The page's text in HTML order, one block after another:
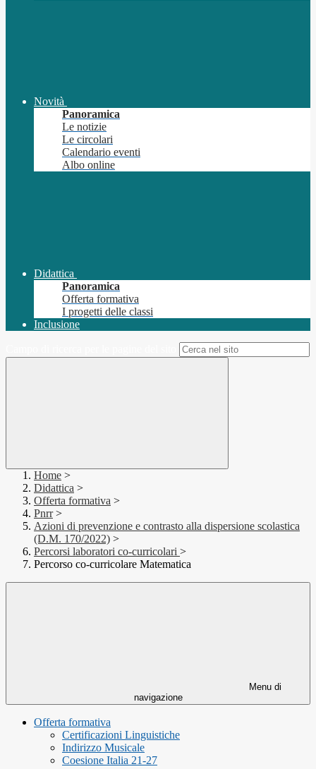
Novità
Panoramica
Le notizie
Le circolari
Calendario eventi
Albo online
Didattica
Panoramica
Offerta formativa
I progetti delle classi
Inclusione
Home >
Didattica >
Offerta formativa >
Pnrr >
Azioni di prevenzione e contrasto alla dispersione scolastica
(D.M. 170/2022) >
Percorsi laboratori co-curricolari >
Percorso co-curricolare Matematica
Menu di
navigazione
Offerta formativa
Certificazioni Linguistiche
Indirizzo Musicale
Coesione Italia 21-27